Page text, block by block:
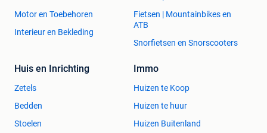
Motor en Toebehoren
Interieur en Bekleding
Fietsen | Mountainbikes en
ATB
Snorfietsen en Snorscooters
Huis en Inrichting
Zetels
Bedden
Stoelen
Immo
Huizen te Koop
Huizen te huur
Huizen Buitenland